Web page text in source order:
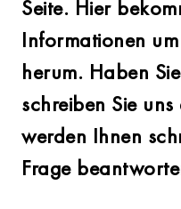
Seite. Hier
Informationen
herum. Haben
schreiben Sie
werden Ihnen
Frage